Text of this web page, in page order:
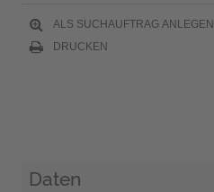
ALS SUCHAUFTRAG ANLEGEN
DRUCKEN
Daten